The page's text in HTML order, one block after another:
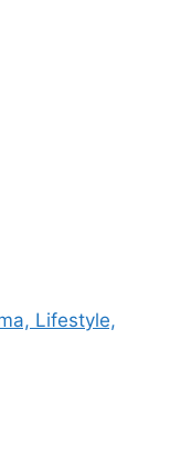
Lifestyle,